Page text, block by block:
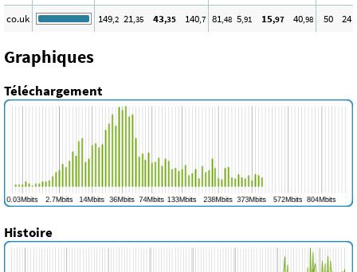
co.uk 149,2 21,35 43,35 140,7 81,48 5,91 15,97 40,98 50 24
Graphiques
Téléchargement
Histoire